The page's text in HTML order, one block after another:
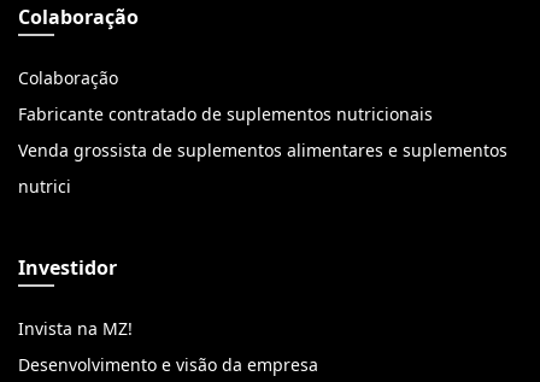
Colaboração
Colaboração
Fabricante contratado de suplementos nutricionais
Venda grossista de suplementos alimentares e suplementos
nutrici
Investidor
Invista na MZ!
Desenvolvimento e visão da empresa